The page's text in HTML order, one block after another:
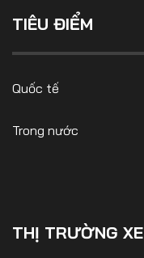
Số liệu thị trường
MULTIMEDIA
Infographics
TRA CỨU XE
TIÊU ĐIỂM
Quốc tế
Trong nước
THỊ TRƯỜNG XE